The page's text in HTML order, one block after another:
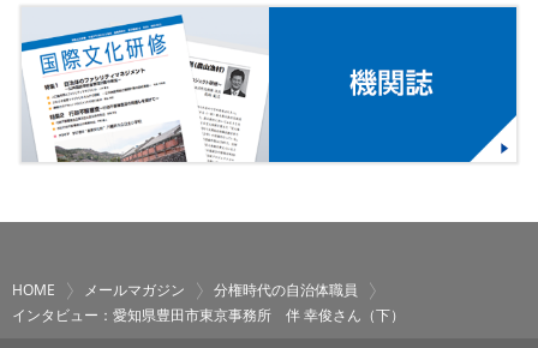
HOME メールマガジン
分権時代の自治体職員
インタビュー：愛知県豊田市東京事務所 伴 幸俊さん（下）